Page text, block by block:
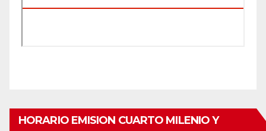
HORARIO EMISION CUARTO MILENIO Y